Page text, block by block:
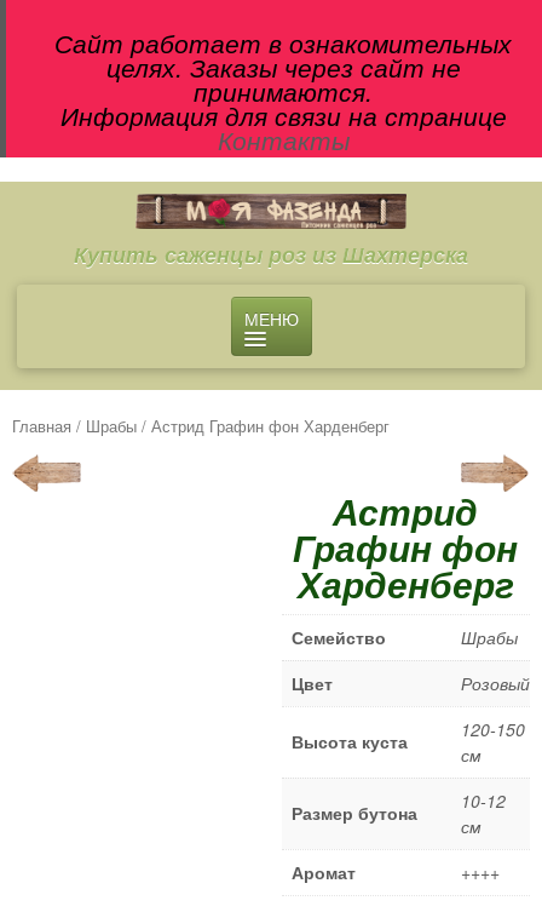
Сайт работает в ознакомительных
целях. Заказы через сайт не
принимаются.
Информация для связи на странице
Контакты
Купить саженцы роз из Шахтерска
МЕНЮ
О ПИТОМНИКЕ
МАГАЗИН
Главная / Шрабы / Астрид Графин фон Харденберг
Астрид
Графин фон
Харденберг
Семейство
Шрабы
Цвет
Розовый
Высота куста
120-150
см
Размер бутона
10-12
см
Аромат
++++